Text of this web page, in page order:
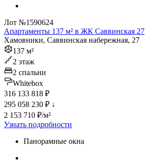
Лот №1590624
Апартаменты 137 м² в ЖК Саввинская 27
Хамовники, Саввинская набережная, 27
137 м²
2 этаж
2 спальни
Whitebox
316 133 818 ₽
295 058 230 ₽ ↓
2 153 710 ₽/м²
Узнать подробности
Панорамные окна